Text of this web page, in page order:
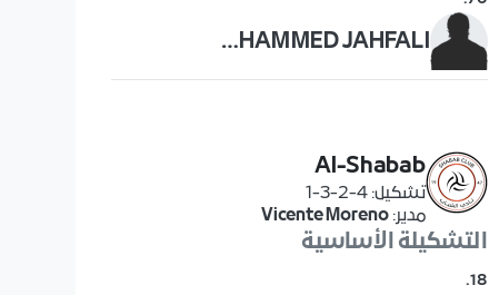
MOHAMMED JAHFALI
Al-Shabab
تشكيل:
4-2-3-1
مدير:
Vicente Moreno
التشكيلة الأساسية
18
.